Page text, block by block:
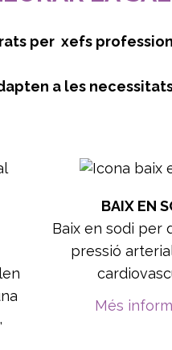
per xefs
a les
BAIX EN
Baix en sodi per
pressió
Més